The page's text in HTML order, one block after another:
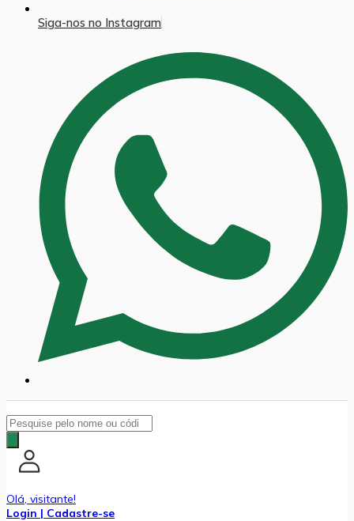
Siga-nos no Instagram
Pesquisar
produtos
Olá, visitante!
Login | Cadastre-se